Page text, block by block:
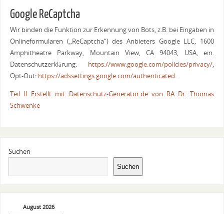
Google ReCaptcha
Wir binden die Funktion zur Erkennung von Bots, z.B. bei Eingaben in
Onlineformularen („ReCaptcha“) des Anbieters Google LLC, 1600
Amphitheatre Parkway, Mountain View, CA 94043, USA, ein.
Datenschutzerklärung: https://www.google.com/policies/privacy/,
Opt-Out: https://adssettings.google.com/authenticated.
Teil II Erstellt mit Datenschutz-Generator.de von RA Dr. Thomas
Schwenke
Suchen
Suchen
August 2026